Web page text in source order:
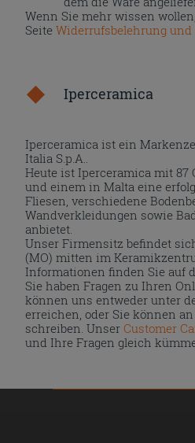
Wenn Sie mehr wissen
SeiteWiderrufsbelehrung
Iperceramica
Iperceramica ist ein
Italia S.p.A..
Heute ist Iperceramica mit 87
und einem in Malta eine
Fliesen, verschiedene
Wandverkleidungen sowie
anbietet.
Unser Firmensitz befindet
(MO) mitten im
Informationen finden Sie auf
Sie haben Fragen zu Ihren
können uns entweder unter
erreichen, oder Sie können
schreiben. UnserCustomer
und Ihre Fragen gleich